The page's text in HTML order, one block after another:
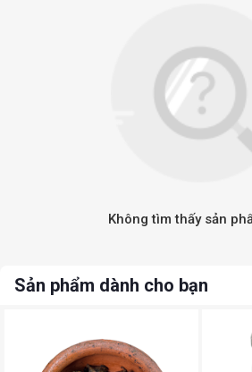
Không tìm thấy sản
Sản phẩm dành cho bạn